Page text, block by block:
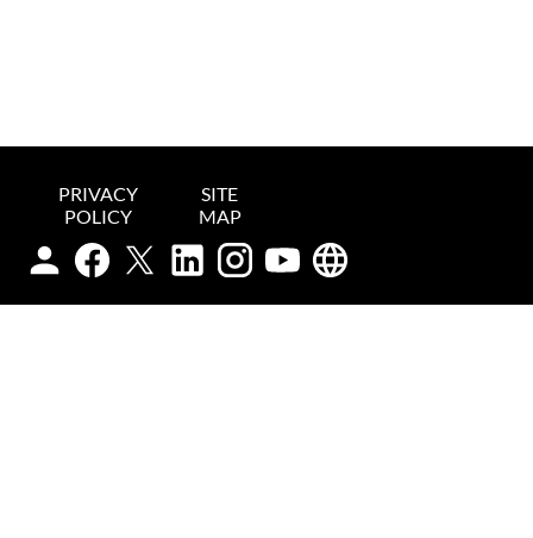
PRIVACY
POLICY
SITE
MAP